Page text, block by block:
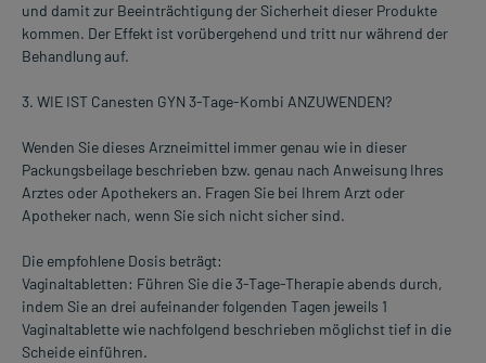
und damit zur Beeinträchtigung der Sicherheit dieser Produkte
kommen. Der Effekt ist vorübergehend und tritt nur während der
Behandlung auf.
3. WIE IST Canesten GYN 3-Tage-Kombi ANZUWENDEN?
Wenden Sie dieses Arzneimittel immer genau wie in dieser
Packungsbeilage beschrieben bzw. genau nach Anweisung Ihres
Arztes oder Apothekers an. Fragen Sie bei Ihrem Arzt oder
Apotheker nach, wenn Sie sich nicht sicher sind.
Die empfohlene Dosis beträgt:
Vaginaltabletten: Führen Sie die 3-Tage-Therapie abends durch,
indem Sie an drei aufeinander folgenden Tagen jeweils 1
Vaginaltablette wie nachfolgend beschrieben möglichst tief in die
Scheide einführen.